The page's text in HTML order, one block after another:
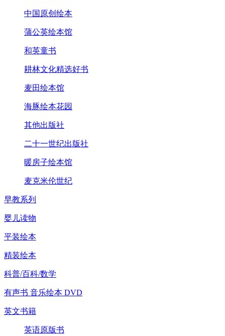
中国原创绘本
蒲公英绘本馆
和英童书
耕林文化精选好书
麦田绘本馆
海豚绘本花园
其他出版社
二十一世纪出版社
暖房子绘本馆
麦克米伦世纪
早教系列
婴儿读物
平装绘本
精装绘本
科普/百科/数学
有声书 音乐绘本 DVD
英文书籍
英语原版书